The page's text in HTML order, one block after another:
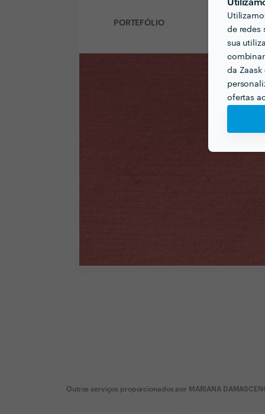
de redes
sua
da
ofertas
PORTEFÓLIO
Outros serviços proporcionados por MARIANA